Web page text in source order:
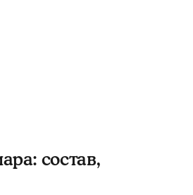
состав,